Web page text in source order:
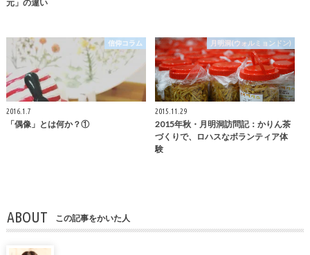
元」の違い
信仰コラム
2016.1.7
「偶像」とは何か？①
月明洞(ウォルミョンドン)
2015.11.29
2015年秋・月明洞訪問記：かりん茶
づくりで、ロハスなボランティア体
験
ABOUT この記事をかいた人